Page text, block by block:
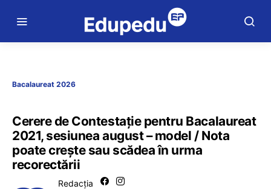
Bacalaureat 2026
Cerere de Contestație pentru Bacalaureat
2021, sesiunea august – model / Nota
poate crește sau scădea în urma
recorectării
Redacția